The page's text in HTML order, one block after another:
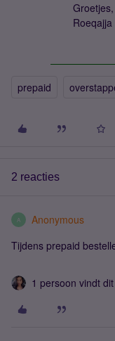
Groetjes,
Roeqajja
prepaid
2 reacties
A Anonymous
Tijdens prepaid
1 persoon vindt